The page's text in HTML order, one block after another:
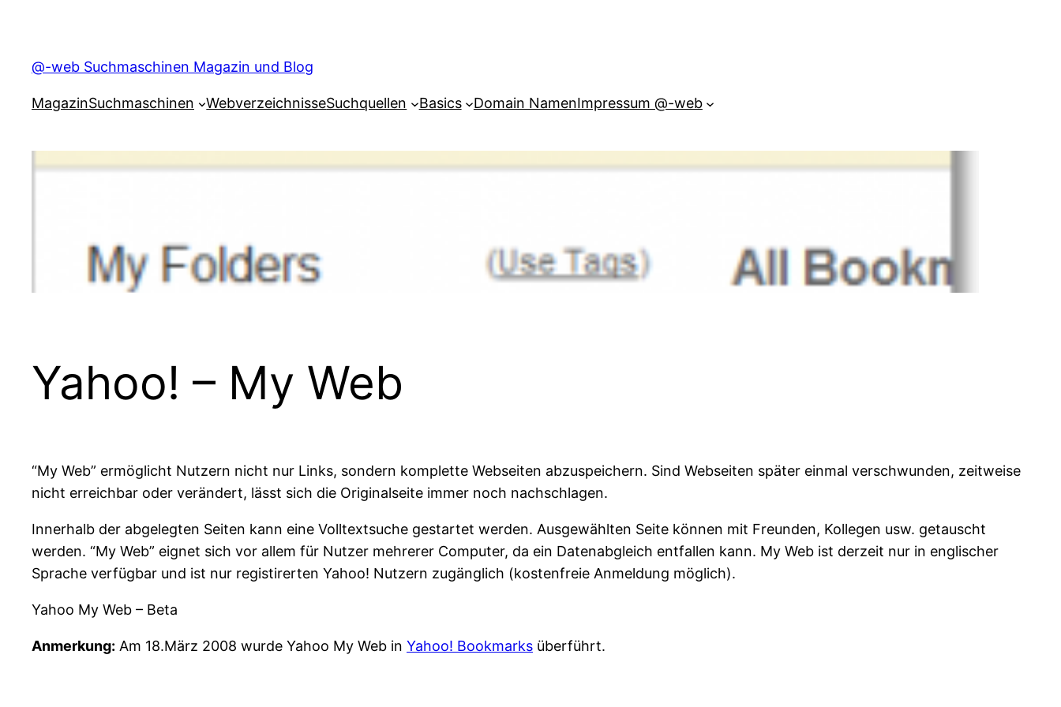
content
@-web Suchmaschinen Magazin und Blog
MagazinSuchmaschinen WebverzeichnisseSuchquellen Basics Domain NamenImpressum @-web
Yahoo! – My Web
“My Web” ermöglicht Nutzern nicht nur Links, sondern komplette Webseiten abzuspeichern. Sind Webseiten später einmal verschwunden, zeitweise
nicht erreichbar oder verändert, lässt sich die Originalseite immer noch nachschlagen.
Innerhalb der abgelegten Seiten kann eine Volltextsuche gestartet werden. Ausgewählten Seite können mit Freunden, Kollegen usw. getauscht
werden. “My Web” eignet sich vor allem für Nutzer mehrerer Computer, da ein Datenabgleich entfallen kann. My Web ist derzeit nur in englischer
Sprache verfügbar und ist nur registirerten Yahoo! Nutzern zugänglich (kostenfreie Anmeldung möglich).
Yahoo My Web – Beta
Anmerkung: Am 18.März 2008 wurde Yahoo My Web in Yahoo! Bookmarks überführt.